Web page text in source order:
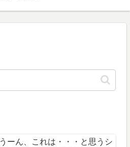
うーん、これは・・・と思うシ